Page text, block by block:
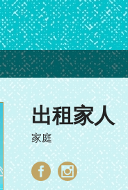
出租家人
家庭